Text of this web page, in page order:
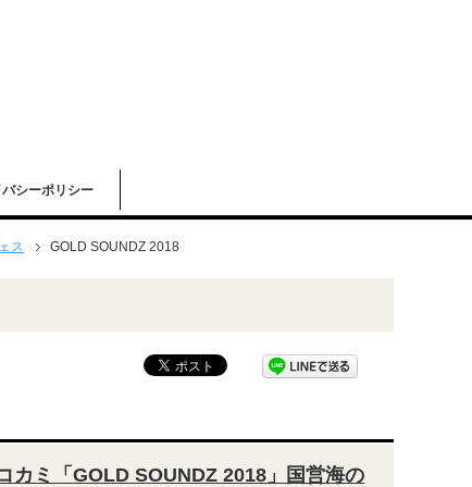
バシーポリシー
ス GOLD SOUNDZ 2018
カミ「GOLD SOUNDZ 2018」国営海の